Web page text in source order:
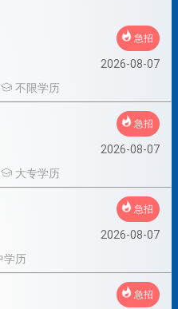
急招
2026-08-07
不限学历
急招
2026-08-07
大专学历
急招
2026-08-07
学历
急招